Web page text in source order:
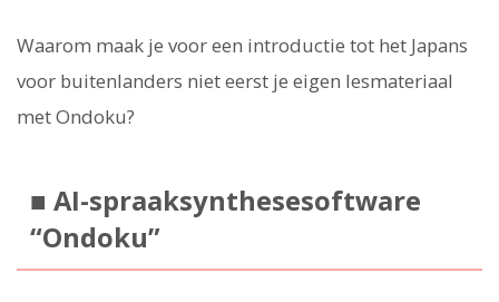
Waarom maak je voor een introductie tot het Japans
voor buitenlanders niet eerst je eigen lesmateriaal
met Ondoku?
■ AI-spraaksynthesesoftware
“Ondoku”